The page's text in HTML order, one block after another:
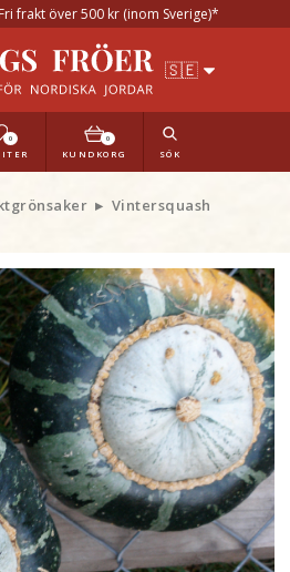
Fri frakt över 500 kr (inom Sverige)*
0 0
KUNDKORG SÖK
Vintersquash